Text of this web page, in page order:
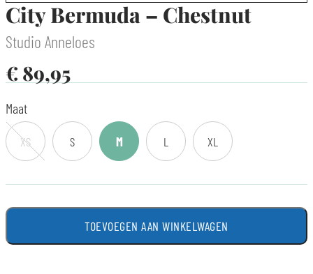
City Bermuda – Chestnut
Studio Anneloes
€ 89,95
Maat
XS S M L XL
TOEVOEGEN AAN WINKELWAGEN